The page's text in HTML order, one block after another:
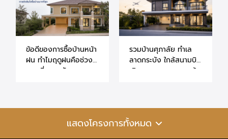
ข้อดีของการซื้อบ้านหน้า
ฝน ทำไมฤดูฝนคือช่วง
เวลาที่เหมาะกับการ
รวมบ้านศุภาลัย ทำเล
ลาดกระบัง ใกล้สนามบิน
เดินทางสะดวก ราคาเข้า
แสดงโครงการทั้งหมด